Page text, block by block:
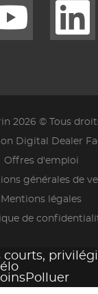
2026 © Tous
Digital Dealer
Offres d'emploi
générales de
Mentions légales
de
courts,